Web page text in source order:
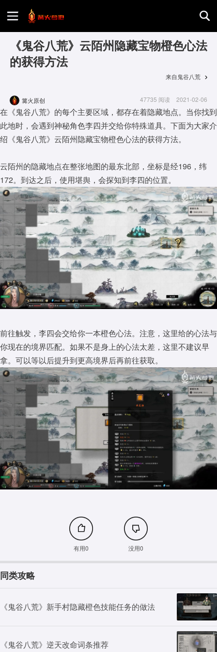
首页
游戏评测
地图攻略
《鬼谷八荒》云陌州隐藏宝物橙色心法
的获得方法
来自鬼谷八荒
篝火原创 47735 阅读 2021-02-06
在《鬼谷八荒》的每个主要区域，都存在着隐藏地点。当你找到
此地时，会遇到神秘角色李四并交给你特殊道具。下面为大家介
绍《鬼谷八荒》云陌州隐藏宝物橙色心法的获得方法。
云陌州的隐藏地点在整张地图的最东北部，坐标是经196，纬
172。到达之后，使用堪舆，会探知到李四的位置。
前往触发，李四会交给你一本橙色心法。注意，这里给的心法与
你现在的境界匹配。如果不是身上的心法太差，这里不建议早
拿。可以等以后提升到更高境界后再前往获取。
有用0 没用0
同类攻略
《鬼谷八荒》新手村隐藏橙色技能任务的做法
《鬼谷八荒》逆天改命词条推荐